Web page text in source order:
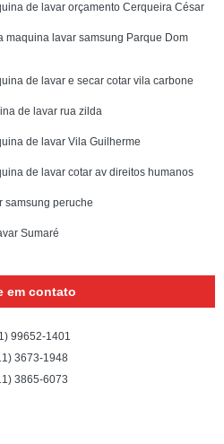
de lavar orçamento Cerqueira César
maquina lavar samsung Parque Dom
de lavar e secar cotar vila carbone
de lavar rua zilda
de lavar Vila Guilherme
de lavar cotar av direitos humanos
samsung peruche
Sumaré
em contato
99652-1401
3673-1948
3865-6073